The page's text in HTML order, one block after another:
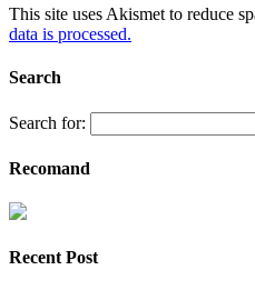
This site uses Akismet to reduce
data is processed.
Search
Search for:
Recomand
Recent Post